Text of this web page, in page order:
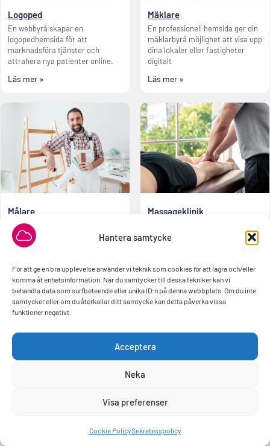
Hantera samtycke
För att ge en bra upplevelse använder vi teknik som cookies för att lagra och/eller
komma åt enhetsinformation. När du samtycker till dessa tekniker kan vi
behandla data som surfbeteende eller unika ID:n på denna webbplats. Om du inte
samtycker eller om du återkallar ditt samtycke kan detta påverka vissa
funktioner negativt.
Acceptera
Neka
Visa preferenser
Cookie PolicySekretesspolicy
Logoped
En webbyrå skapar en
logopedhemsida för att
marknadsföra tjänster och
attrahera nya patienter online.
Läs mer »
Mäklare
En professionell hemsida ger din
mäklarbyrå möjlighet att visa upp
dina lokaler eller fastigheter
digitalt
Läs mer »
Målare
En välutformad hemsida ger
möjlighet att visa upp målarens
arbete och göra det möjligt för
Läs mer »
Massageklinik
massageklinik möjlighet att visa
upp dina behandlingar digitalt
Läs mer »
möjlighet att visa upp sina
Optiker
optiker är ett effektivt sätt att